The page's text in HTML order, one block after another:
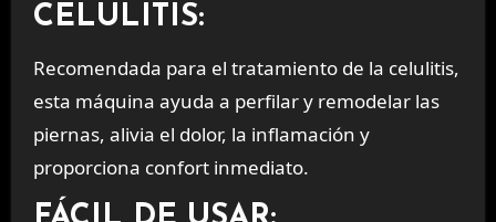
CELULITIS:
Recomendada para el tratamiento de la celulitis,
esta máquina ayuda a perfilar y remodelar las
piernas, alivia el dolor, la inflamación y
proporciona confort inmediato.